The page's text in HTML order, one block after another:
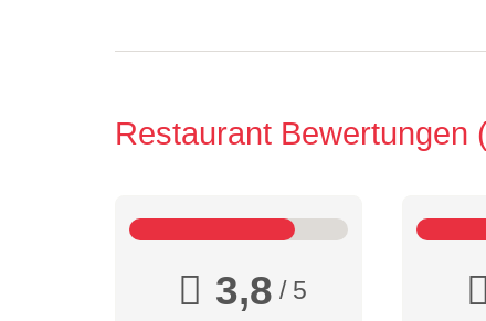
Restaurant Bewertungen
3,8 / 5